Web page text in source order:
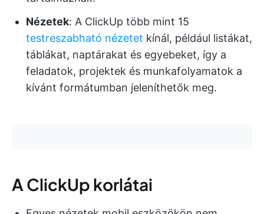
Nézetek: A ClickUp több mint 15
testreszabható nézetet kínál, például listákat,
táblákat, naptárakat és egyebeket, így a
feladatok, projektek és munkafolyamatok a
kívánt formátumban jeleníthetők meg.
A ClickUp korlátai